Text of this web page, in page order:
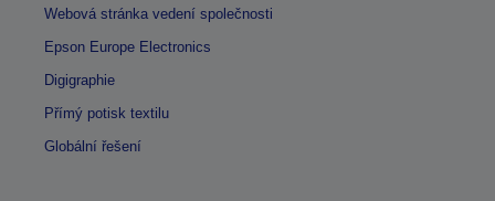
Webová stránka vedení společnosti
Epson Europe Electronics
Digigraphie
Přímý potisk textilu
Globální řešení